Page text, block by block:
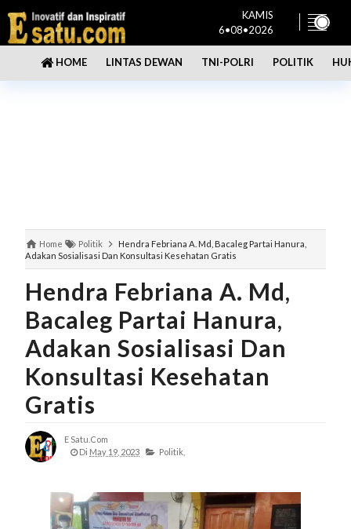
KAMIS
6•08•2026
HOME LINTAS DEWAN TNI-POLRI POLITIK
Home Politik
Hendra Febriana A. Md, Bacaleg Partai Hanura,
Adakan Sosialisasi Dan Konsultasi Kesehatan Gratis
Hendra Febriana A. Md,
Bacaleg Partai Hanura,
Adakan Sosialisasi Dan
Konsultasi Kesehatan
Gratis
E Satu.com
Di May 19, 2023 Politik,